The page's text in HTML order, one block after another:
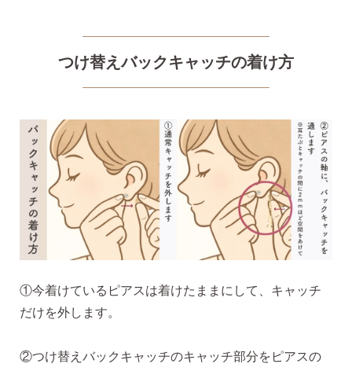
予備の替えキャッチ・ケア用品
無くした時の片耳ピアス
つけ替えバックキャッチの着け方
①今着けているピアスは着けたままにして、キャッチ
だけを外します。
②つけ替えバックキャッチのキャッチ部分をピアスの